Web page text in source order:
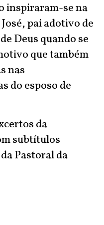
inspiraram-se na
pai adotivo de
Deus quando se
que também
nas
do esposo de
da
subtítulos
Pastoral da